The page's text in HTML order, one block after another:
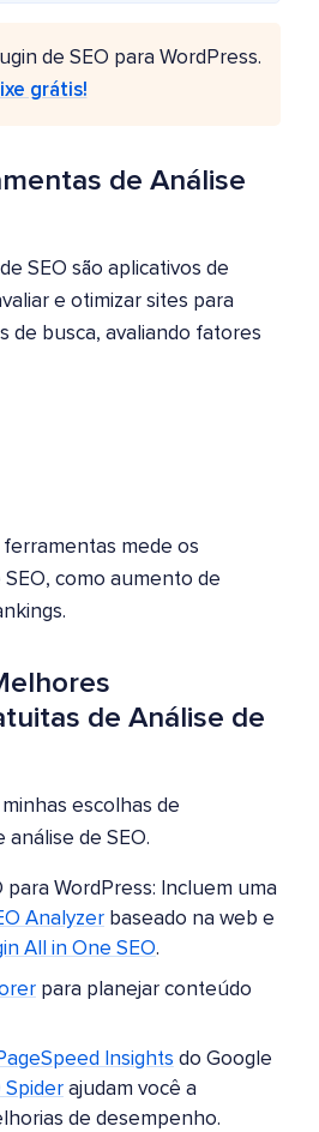
de SEO para WordPress.
grátis!
de Análise
SEO são aplicativos de
e otimizar sites para
de busca, avaliando fatores
mede os
SEO, como aumento de
de Análise de
escolhas de
de SEO.
para WordPress: Incluem uma
Analyzer baseado na web e
All in One SEO.
para planejar conteúdo
Insights do Google
Spider ajudam você a
de desempenho.